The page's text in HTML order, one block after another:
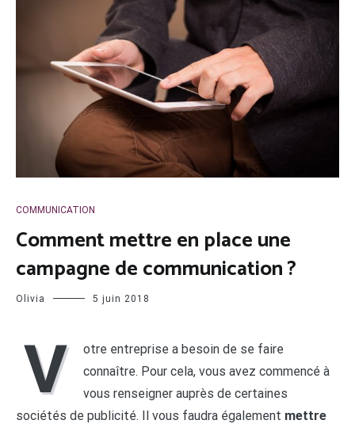
COMMUNICATION
Comment mettre en place une
campagne de communication ?
Olivia 5 juin 2018
V
otre entreprise a besoin de se faire
connaître. Pour cela, vous avez commencé à
vous renseigner auprès de certaines
sociétés de publicité. Il vous faudra également mettre